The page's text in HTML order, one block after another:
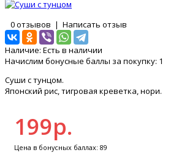
0 отзывов | Написать отзыв
Наличие: Есть в наличии
Начислим бонусные баллы за покупку: 1
Суши с тунцом.
Японский рис, тигровая креветка, нори.
199р.
Цена в бонусных баллах: 89